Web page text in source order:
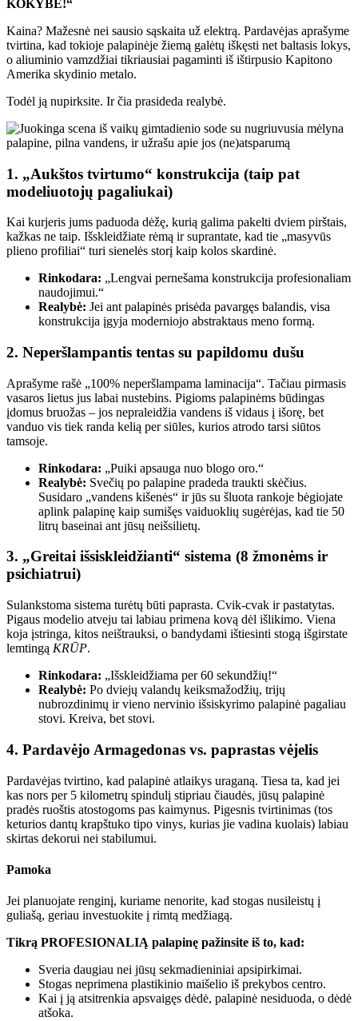
KOKYBĖ!“
Kaina? Mažesnė nei sausio sąskaita už elektrą. Pardavėjas aprašyme
tvirtina, kad tokioje palapinėje žiemą galėtų iškęsti net baltasis lokys,
o aliuminio vamzdžiai tikriausiai pagaminti iš ištirpusio Kapitono
Amerika skydinio metalo.
Todėl ją nupirksite. Ir čia prasideda realybė.
1. „Aukštos tvirtumo“ konstrukcija (taip pat
modeliuotojų pagaliukai)
Kai kurjeris jums paduoda dėžę, kurią galima pakelti dviem pirštais,
kažkas ne taip. Išskleidžiate rėmą ir suprantate, kad tie „masyvūs
plieno profiliai“ turi sienelės storį kaip kolos skardinė.
Rinkodara: „Lengvai pernešama konstrukcija profesionaliam
naudojimui.“
Realybė: Jei ant palapinės prisėda pavargęs balandis, visa
konstrukcija įgyja moderniojo abstraktaus meno formą.
2. Neperšlampantis tentas su papildomu dušu
Aprašyme rašė „100% neperšlampama laminacija“. Tačiau pirmasis
vasaros lietus jus labai nustebins. Pigioms palapinėms būdingas
įdomus bruožas – jos nepraleidžia vandens iš vidaus į išorę, bet
vanduo vis tiek randa kelią per siūles, kurios atrodo tarsi siūtos
tamsoje.
Rinkodara: „Puiki apsauga nuo blogo oro.“
Realybė: Svečių po palapine pradeda traukti skėčius.
Susidaro „vandens kišenės“ ir jūs su šluota rankoje bėgiojate
aplink palapinę kaip sumišęs vaiduoklių sugėrėjas, kad tie 50
litrų baseinai ant jūsų neišsilietų.
3. „Greitai išsiskleidžianti“ sistema (8 žmonėms ir
psichiatrui)
Sulankstoma sistema turėtų būti paprasta. Cvik-cvak ir pastatytas.
Pigaus modelio atveju tai labiau primena kovą dėl išlikimo. Viena
koja įstringa, kitos neištrauksi, o bandydami ištiesinti stogą išgirstate
lemtingą KRŪP.
Rinkodara: „Išskleidžiama per 60 sekundžių!“
Realybė: Po dviejų valandų keiksmažodžių, trijų
nubrozdinimų ir vieno nervinio išsiskyrimo palapinė pagaliau
stovi. Kreiva, bet stovi.
4. Pardavėjo Armagedonas vs. paprastas vėjelis
Pardavėjas tvirtino, kad palapinė atlaikys uraganą. Tiesa ta, kad jei
kas nors per 5 kilometrų spindulį stipriau čiaudės, jūsų palapinė
pradės ruoštis atostogoms pas kaimynus. Pigesnis tvirtinimas (tos
keturios dantų krapštuko tipo vinys, kurias jie vadina kuolais) labiau
skirtas dekorui nei stabilumui.
Pamoka
Jei planuojate renginį, kuriame nenorite, kad stogas nusileistų į
guliašą, geriau investuokite į rimtą medžiagą.
Tikrą PROFESIONALIĄ palapinę pažinsite iš to, kad:
Sveria daugiau nei jūsų sekmadieniniai apsipirkimai.
Stogas neprimena plastikinio maišelio iš prekybos centro.
Kai į ją atsitrenkia apsvaigęs dėdė, palapinė nesiduoda, o dėdė
atšoka.